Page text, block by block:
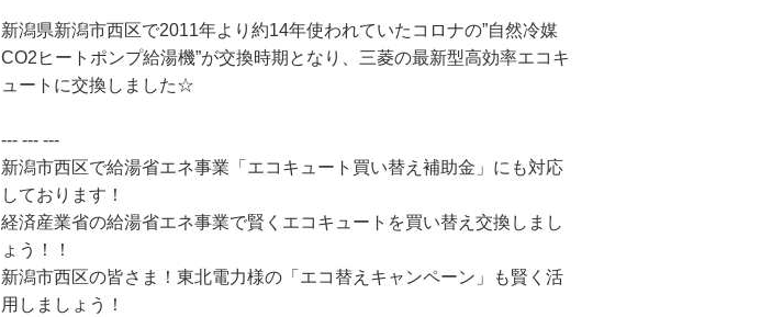
新潟県新潟市西区で2011年より約14年使われていたコロナの”自然冷媒
CO2ヒートポンプ給湯機”が交換時期となり、三菱の最新型高効率エコキ
ュートに交換しました☆
--- --- ---
新潟市西区で給湯省エネ事業「エコキュート買い替え補助金」にも対応
しております！
経済産業省の給湯省エネ事業で賢くエコキュートを買い替え交換しまし
ょう！！
新潟市西区の皆さま！東北電力様の「エコ替えキャンペーン」も賢く活
用しましょう！